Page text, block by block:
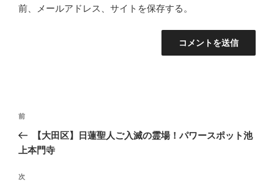
前、メールアドレス、サイトを保存する。
投
ナ
ゲ
過
去
の
稿
前
【大田区】日蓮聖人ご入滅の霊場！パワースポット池
上本門寺
次
次